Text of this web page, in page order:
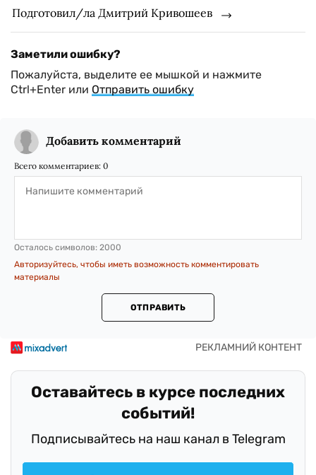
Подготовил/ла Дмитрий Кривошеев
Заметили ошибку?
Пожалуйста, выделите ее мышкой и нажмите
Ctrl+Enter или Отправить ошибку
Добавить комментарий
Всего комментариев: 0
Осталось символов: 2000
Авторизуйтесь, чтобы иметь возможность комментировать
материалы
ОТПРАВИТЬ
Оставайтесь в курсе последних
событий!
Подписывайтесь на наш канал в Telegram